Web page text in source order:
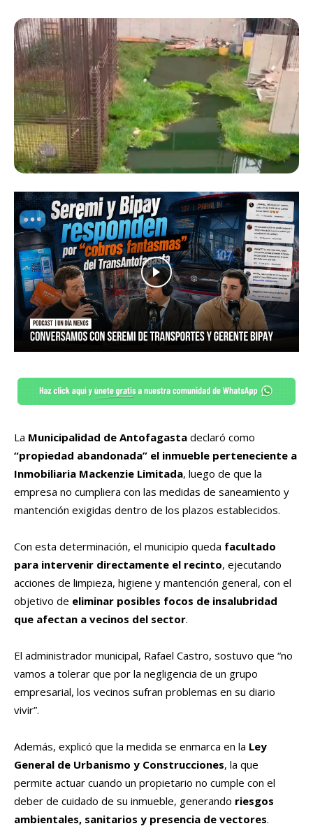
La Municipalidad de Antofagasta declaró como
“propiedad abandonada” el inmueble perteneciente a
Inmobiliaria Mackenzie Limitada, luego de que la
empresa no cumpliera con las medidas de saneamiento y
mantención exigidas dentro de los plazos establecidos.
Con esta determinación, el municipio queda facultado
para intervenir directamente el recinto, ejecutando
acciones de limpieza, higiene y mantención general, con el
objetivo de eliminar posibles focos de insalubridad
que afectan a vecinos del sector.
El administrador municipal, Rafael Castro, sostuvo que “no
vamos a tolerar que por la negligencia de un grupo
empresarial, los vecinos sufran problemas en su diario
vivir”.
Además, explicó que la medida se enmarca en la Ley
General de Urbanismo y Construcciones, la que
permite actuar cuando un propietario no cumple con el
deber de cuidado de su inmueble, generando riesgos
ambientales, sanitarios y presencia de vectores.